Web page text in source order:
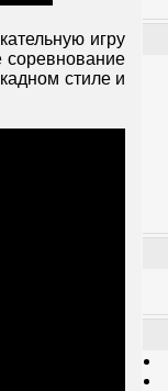
игру
соревнование
стиле и